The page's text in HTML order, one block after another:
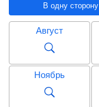
В одну сторону
Август
Ноябрь